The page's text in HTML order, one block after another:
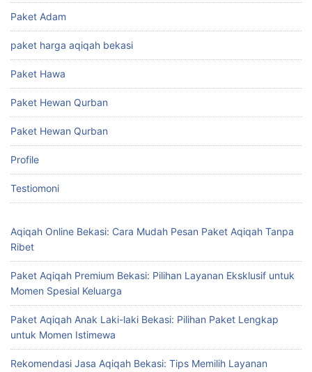
Paket Adam
paket harga aqiqah bekasi
Paket Hawa
Paket Hewan Qurban
Paket Hewan Qurban
Profile
Testiomoni
Aqiqah Online Bekasi: Cara Mudah Pesan Paket Aqiqah Tanpa
Ribet
Paket Aqiqah Premium Bekasi: Pilihan Layanan Eksklusif untuk
Momen Spesial Keluarga
Paket Aqiqah Anak Laki-laki Bekasi: Pilihan Paket Lengkap
untuk Momen Istimewa
Rekomendasi Jasa Aqiqah Bekasi: Tips Memilih Layanan